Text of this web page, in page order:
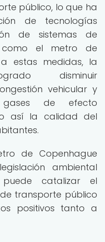
público, lo que ha
de tecnologías
de sistemas de
como el metro de
estas medidas, la
disminuir
vehicular y
de efecto
así la calidad del
de Copenhague
ambiental
catalizar el
transporte público
positivos tanto a